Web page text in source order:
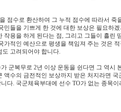
점수로 환산하여 그 누적 점수에 따라서 죽
들을 기쁘게 한 것에 대한 보상은 필요하
용을 하게 된다는 점, 그리고 그들이 흘린
적인 예산으로 평생을 책임져 주는 것은
고려되어야 합니다.
군복무로 2년 이상 운동을 쉰다면 그 역시
수의 금전적인 보상까지 받은 처지라면
다. 국군체육부대에 선수 TO가 없는 종목